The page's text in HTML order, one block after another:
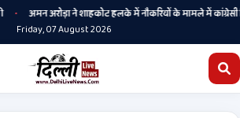
•
अमन अरोड़ा ने शाहकोट हलके में नौकरियों के मामले में कांग्रेसी
Friday, 07 August 2026